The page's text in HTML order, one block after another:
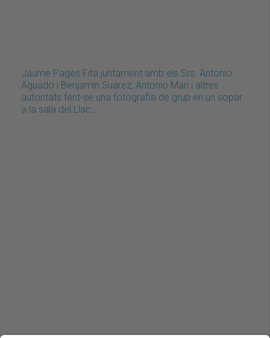
Jaume Pagès Fita juntament amb els Srs. Antonio
Aguado i Benjamín Suárez, Antonio Marí i altres
autoritats fent-se una fotografia de grup en un sopar
a la sala del Llac…